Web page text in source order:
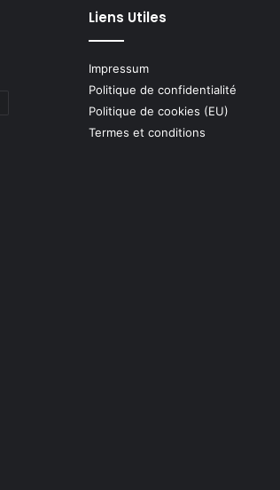
Liens Utiles
Impressum
Politique de confidentialité
Politique de cookies (EU)
Termes et conditions